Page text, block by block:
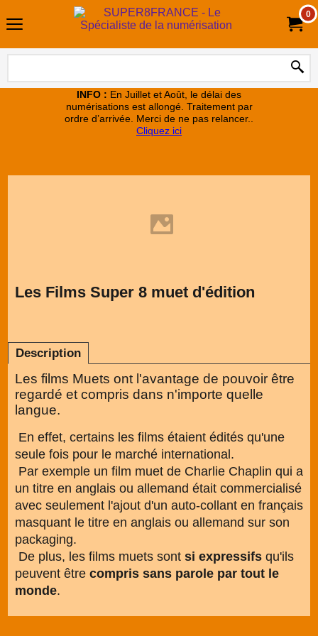
0
INFO : En Juillet et Août, le délai des
numérisations est allongé. Traitement par
ordre d’arrivée. Merci de ne pas relancer..
Cliquez ici
Les Films Super 8 muet d'édition
Description
Les films Muets ont l'avantage de pouvoir être
regardé et compris dans n'importe quelle
langue.
En effet, certains les films étaient édités qu'une
seule fois pour le marché international.
Par exemple un film muet de Charlie Chaplin qui a
un titre en anglais ou allemand était commercialisé
avec seulement l'ajout d'un auto-collant en français
masquant le titre en anglais ou allemand sur son
packaging.
De plus, les films muets sont si expressifs qu'ils
peuvent être compris sans parole par tout le
monde.